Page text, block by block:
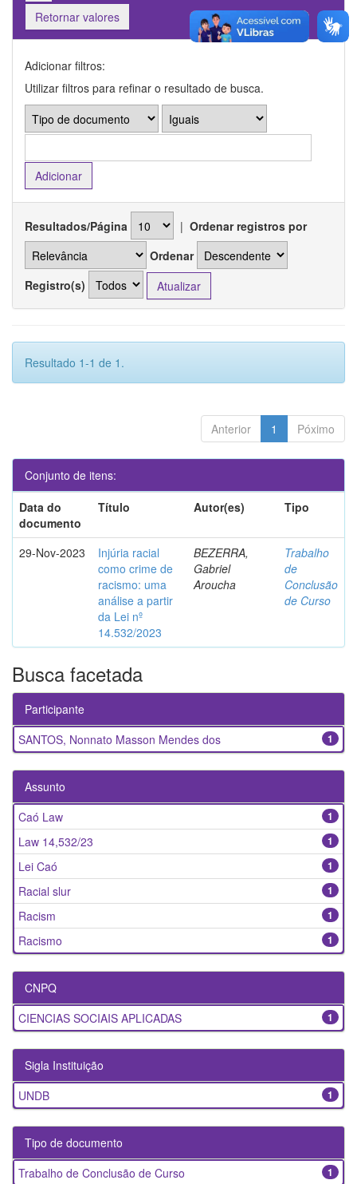
Retornar valores
Adicionar filtros:
Utilizar filtros para refinar o resultado de busca.
Resultados/Página | Ordenar registros por
Ordenar
Registro(s)
Resultado 1-1 de 1.
Anterior 1 Póximo
Conjunto de itens:
Data do
documento
Título Autor(es) Tipo
29-Nov-2023
Injúria racial
como crime de
racismo: uma
análise a partir
da Lei nº
14.532/2023
BEZERRA,
Gabriel
Aroucha
Trabalho
de
Conclusão
de Curso
Busca facetada
Participante
1
SANTOS, Nonnato Masson Mendes dos
Assunto
1
Caó Law
1
Law 14,532/23
1
Lei Caó
1
Racial slur
1
Racism
1
Racismo
CNPQ
1
CIENCIAS SOCIAIS APLICADAS
Sigla Instituição
1
UNDB
Tipo de documento
1
Trabalho de Conclusão de Curso